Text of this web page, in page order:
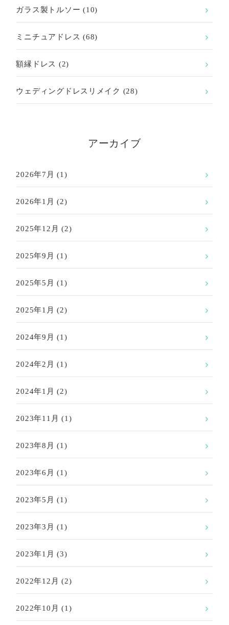
ガラス製トルソー (10)
ミニチュアドレス (68)
額縁ドレス (2)
ウェディングドレスリメイク (28)
アーカイブ
2026年7月 (1)
2026年1月 (2)
2025年12月 (2)
2025年9月 (1)
2025年5月 (1)
2025年1月 (2)
2024年9月 (1)
2024年2月 (1)
2024年1月 (2)
2023年11月 (1)
2023年8月 (1)
2023年6月 (1)
2023年5月 (1)
2023年3月 (1)
2023年1月 (3)
2022年12月 (2)
2022年10月 (1)